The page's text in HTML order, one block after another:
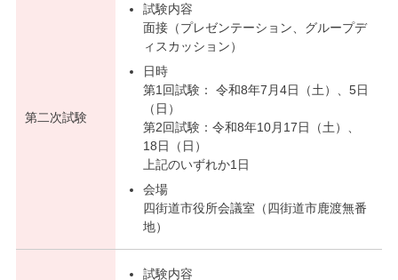
第二次試験
試験内容
面接（プレゼンテーション、グループデ
ィスカッション）
日時
第1回試験： 令和8年7月4日（土）、5日
（日）
第2回試験：令和8年10月17日（土）、
18日（日）
上記のいずれか1日
会場
四街道市役所会議室（四街道市鹿渡無番
地）
試験内容